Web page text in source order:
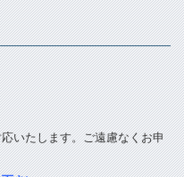
いたします。ご遠慮なくお申